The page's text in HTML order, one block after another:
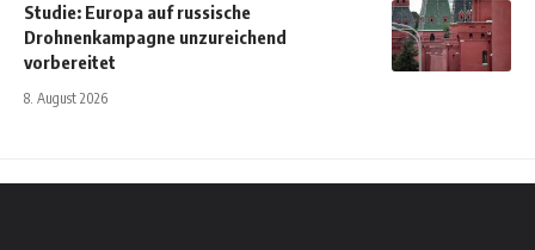
Studie: Europa auf russische
Drohnenkampagne unzureichend
vorbereitet
8. August 2026